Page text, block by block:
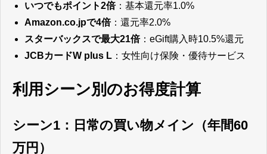
いつでもポイント2倍：基本還元率1.0%
Amazon.co.jpで4倍：還元率2.0%
スターバックスで最大21倍：eGift購入時10.5%還元
JCBカードW plus L ：女性向け保険・優待サービス
利用シーン別のお得度計算
シーン1：日常の買い物メイン（年間60
万円）